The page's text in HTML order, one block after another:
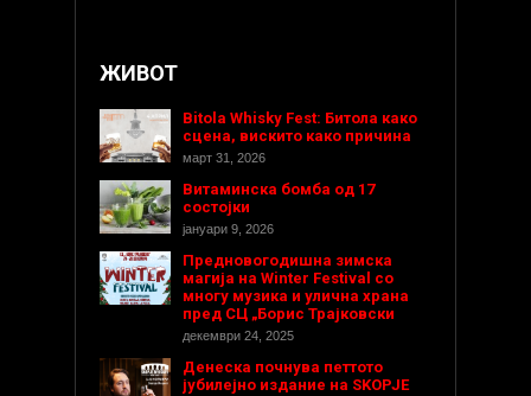
ЖИВОТ
Bitola Whisky Fest: Битола како
сцена, вискито како причина
март 31, 2026
Витаминска бомба од 17
состојки
јануари 9, 2026
Предновогодишнa зимска
магија на Winter Festival со
многу музика и улична храна
пред СЦ „Борис Трајковски
декември 24, 2025
Денеска почнува петтото
јубилејно издание на SKOPJE